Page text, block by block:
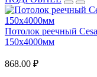
Потолок реечный
150х4000мм
868.00 ₽